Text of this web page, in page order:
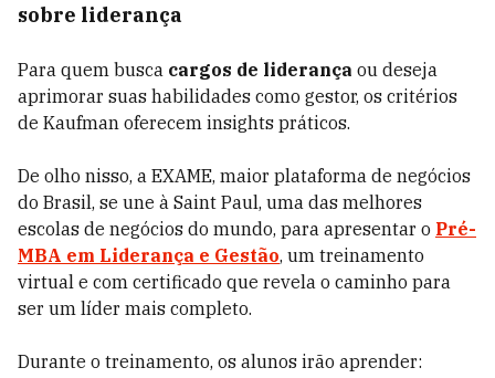
sobre liderança
Para quem busca cargos de liderança ou deseja
aprimorar suas habilidades como gestor, os critérios
de Kaufman oferecem insights práticos.
De olho nisso, a EXAME, maior plataforma de negócios
do Brasil, se une à Saint Paul, uma das melhores
escolas de negócios do mundo, para apresentar o Pré-
MBA em Liderança e Gestão, um treinamento
virtual e com certificado que revela o caminho para
ser um líder mais completo.
Durante o treinamento, os alunos irão aprender: